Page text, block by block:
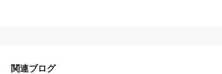
関連ブログ